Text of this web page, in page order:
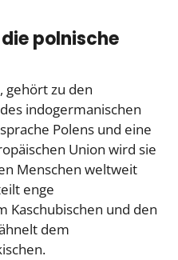
polnische
gehört zu den
indogermanischen
Polens und eine
Union wird sie
Menschen weltweit
enge
Kaschubischen und den
dem